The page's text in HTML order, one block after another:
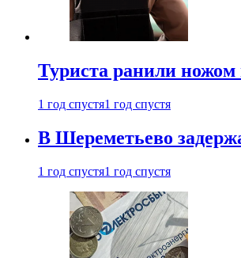
Туриста ранили
1 год спустя1 год спустя
В Шереметьево
1 год спустя1 год спустя